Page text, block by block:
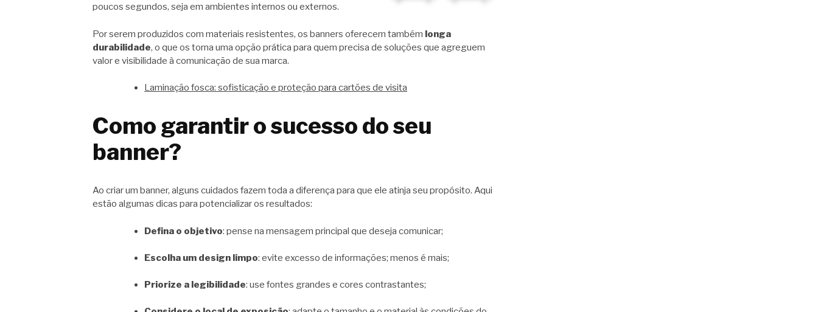
poucos segundos, seja em ambientes internos ou externos.
Por serem produzidos com materiais resistentes, os banners oferecem também longa
durabilidade, o que os torna uma opção prática para quem precisa de soluções que agreguem
valor e visibilidade à comunicação de sua marca.
Laminação fosca: sofisticação e proteção para cartões de visita
Como garantir o sucesso do seu
banner?
Ao criar um banner, alguns cuidados fazem toda a diferença para que ele atinja seu propósito. Aqui
estão algumas dicas para potencializar os resultados:
Defina o objetivo: pense na mensagem principal que deseja comunicar;
Escolha um design limpo: evite excesso de informações; menos é mais;
Priorize a legibilidade: use fontes grandes e cores contrastantes;